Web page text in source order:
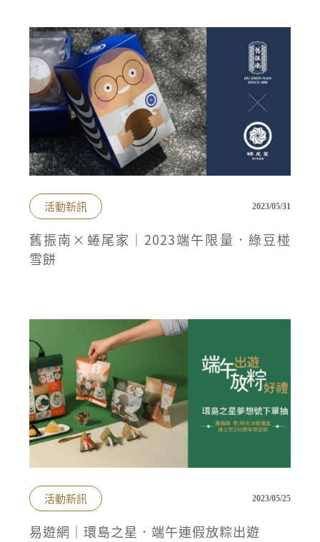
活動新訊 2023/05/31
舊振南×蜷尾家｜2023端午限量．綠豆椪
雪餅
活動新訊 2023/05/25
易遊網｜環島之星．端午連假放粽出遊